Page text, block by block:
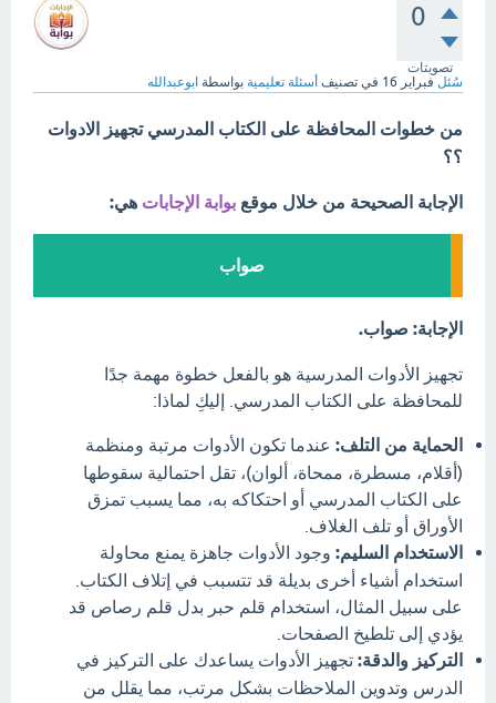
0
تصويتات
سُئل فبراير 16 في تصنيف أسئلة تعليمية بواسطة ابوعبدالله
من خطوات المحافظة على الكتاب المدرسي تجهيز الادوات
؟؟
الإجابة الصحيحة من خلال موقع بوابة الإجابات هي:
صواب
الإجابة: صواب.
تجهيز الأدوات المدرسية هو بالفعل خطوة مهمة جدًا
للمحافظة على الكتاب المدرسي. إليكِ لماذا:
الحماية من التلف: عندما تكون الأدوات مرتبة ومنظمة
(أقلام، مسطرة، ممحاة، ألوان)، تقل احتمالية سقوطها
على الكتاب المدرسي أو احتكاكه به، مما يسبب تمزق
الأوراق أو تلف الغلاف.
الاستخدام السليم: وجود الأدوات جاهزة يمنع محاولة
استخدام أشياء أخرى بديلة قد تتسبب في إتلاف الكتاب.
على سبيل المثال، استخدام قلم حبر بدل قلم رصاص قد
يؤدي إلى تلطيخ الصفحات.
التركيز والدقة: تجهيز الأدوات يساعدك على التركيز في
الدرس وتدوين الملاحظات بشكل مرتب، مما يقلل من